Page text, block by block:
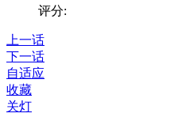
评分:
上一话
下一话
自适应
收藏
关灯